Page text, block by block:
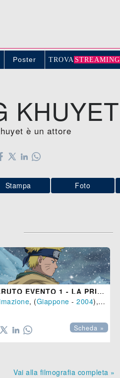
Poster TROVA STREAMING
KHUYET
è un attore
Stampa Foto
NARUTO EVENTO 1 - LA PRIMAVERA NEL PAESE DELLA NEVE - LA LEGGENDA DELLA PIETRA GELEL
, (Giappone - 2004), 113 min.
Scheda »
Vai alla filmografia completa »